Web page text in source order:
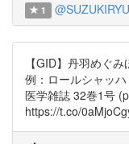
1
【GID】丹羽めぐ
例：ロールシャッ
医学雑誌 32巻1号
https://t.co/